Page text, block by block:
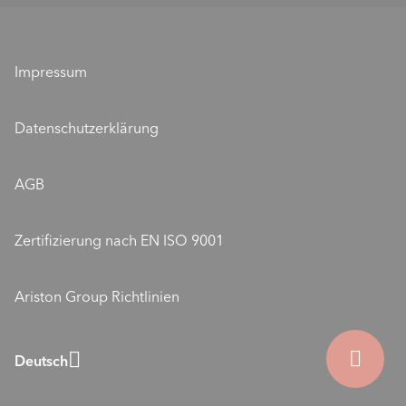
Standorte
ELCO - Die Wärmeexperten für Wärmepumpen
Impressum
Datenschutzerklärung
AGB
Zertifizierung nach EN ISO 9001
Ariston Group Richtlinien
Deutsch